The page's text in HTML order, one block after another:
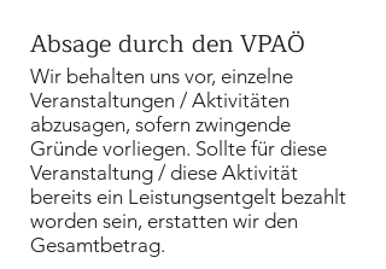
Absage durch den VPAÖ
Wir behalten uns vor, einzelne
Veranstaltungen / Aktivitäten
abzusagen, sofern zwingende
Gründe vorliegen. Sollte für diese
Veranstaltung / diese Aktivität
bereits ein Leistungsentgelt bezahlt
worden sein, erstatten wir den
Gesamtbetrag.